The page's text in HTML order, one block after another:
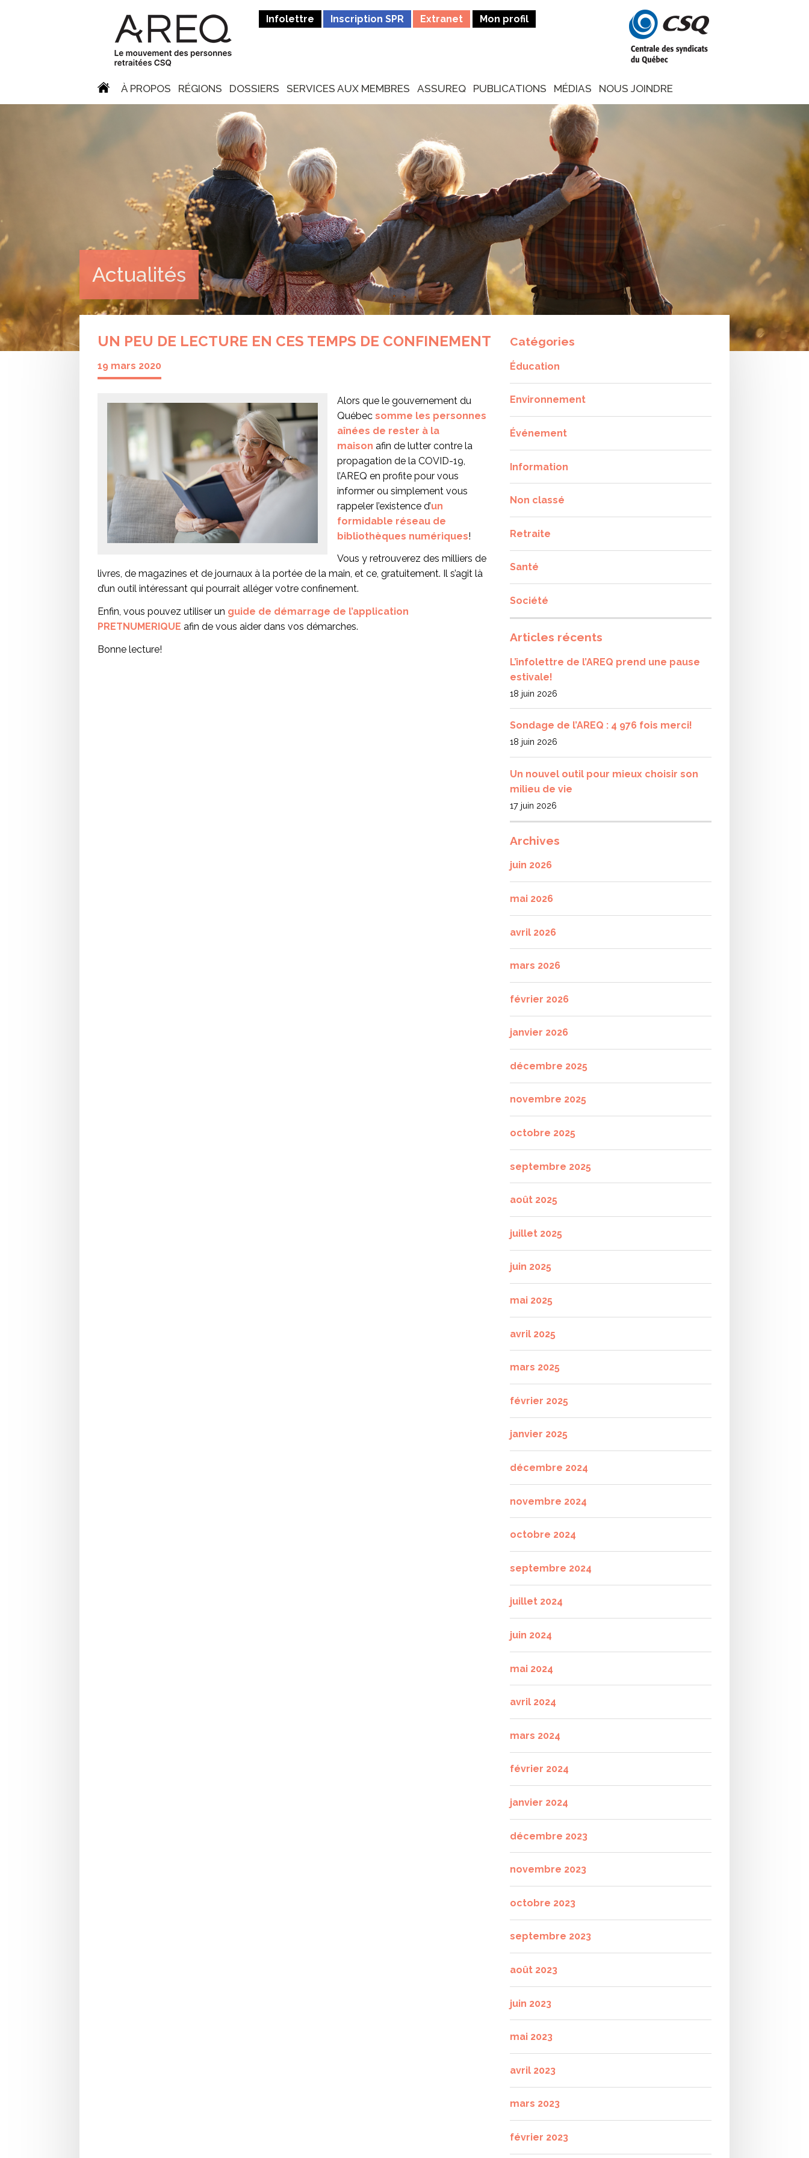
Infolettre Inscription SPR Extranet Mon profil
À PROPOS RÉGIONS DOSSIERS SERVICES AUX MEMBRES ASSUREQ PUBLICATIONS MÉDIAS NOUS JOINDRE
Actualités
UN PEU DE LECTURE EN CES TEMPS DE CONFINEMENT
19 mars 2020
Alors que le gouvernement du
Québec somme les personnes
aînées de rester à la
maison afin de lutter contre la
propagation de la COVID-19,
l’AREQ en profite pour vous
informer ou simplement vous
rappeler l’existence d’un
formidable réseau de
bibliothèques numériques!
Vous y retrouverez des milliers de
livres, de magazines et de journaux à la portée de la main, et ce, gratuitement. Il s’agit là
d’un outil intéressant qui pourrait alléger votre confinement.
Enfin, vous pouvez utiliser un guide de démarrage de l’application
PRETNUMERIQUE afin de vous aider dans vos démarches.
Bonne lecture!
Catégories
Éducation
Environnement
Événement
Information
Non classé
Retraite
Santé
Société
Articles récents
L’infolettre de l’AREQ prend une pause
estivale!
18 juin 2026
Sondage de l’AREQ : 4 976 fois merci!
18 juin 2026
Un nouvel outil pour mieux choisir son
milieu de vie
17 juin 2026
Archives
juin 2026
mai 2026
avril 2026
mars 2026
février 2026
janvier 2026
décembre 2025
novembre 2025
octobre 2025
septembre 2025
août 2025
juillet 2025
juin 2025
mai 2025
avril 2025
mars 2025
février 2025
janvier 2025
décembre 2024
novembre 2024
octobre 2024
septembre 2024
juillet 2024
juin 2024
mai 2024
avril 2024
mars 2024
février 2024
janvier 2024
décembre 2023
novembre 2023
octobre 2023
septembre 2023
août 2023
juin 2023
mai 2023
avril 2023
mars 2023
février 2023